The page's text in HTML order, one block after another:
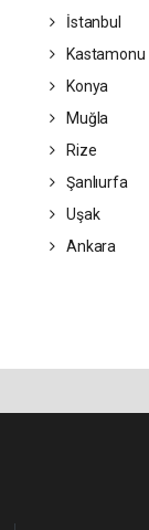
İstanbul
Kastamonu
Konya
Muğla
Rize
Şanlıurfa
Uşak
Ankara